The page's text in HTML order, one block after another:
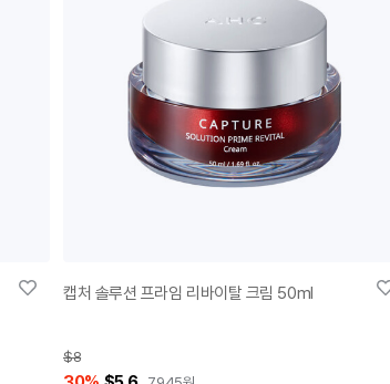
캡처 솔루션 프라임 리바이탈 크림 50ml
$8